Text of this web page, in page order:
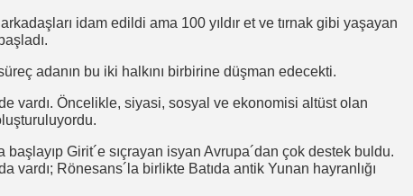
idam edildi ama 100 yıldır et ve tırnak gibi yaşayan
adanın bu iki halkını birbirine düşman edecekti.
vardı. Öncelikle, siyasi, sosyal ve ekonomisi altüst olan
başlayıp Girit´e sıçrayan isyan Avrupa´dan çok destek buldu.
vardı; Rönesans´la birlikte Batıda antik Yunan hayranlığı